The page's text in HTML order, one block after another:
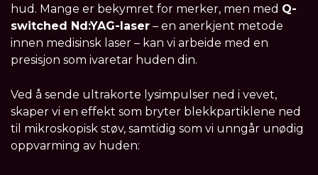
hud. Mange er bekymret for merker, men med Q-
switched Nd:YAG-laser – en anerkjent metode
innen medisinsk laser – kan vi arbeide med en
presisjon som ivaretar huden din.
Ved å sende ultrakorte lysimpulser ned i vevet,
skaper vi en effekt som bryter blekkpartiklene ned
til mikroskopisk støv, samtidig som vi unngår unødig
oppvarming av huden: